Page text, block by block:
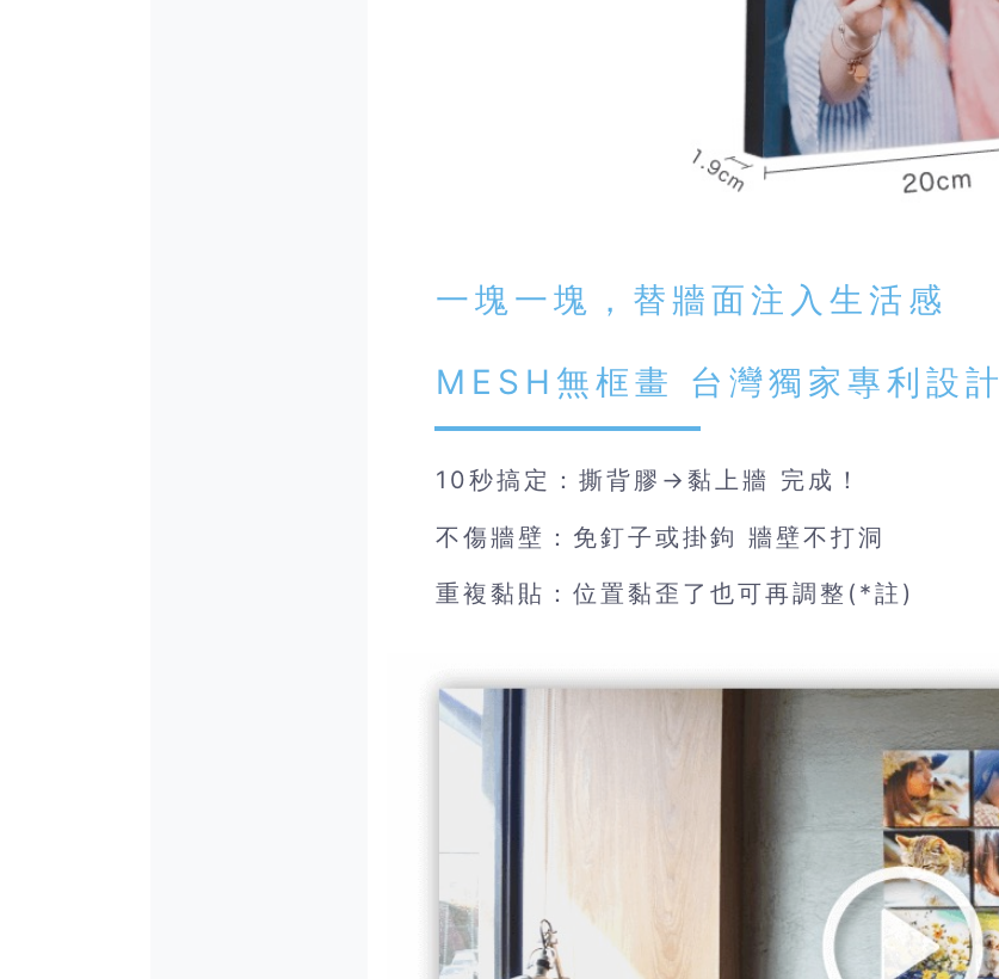
一塊一塊，替牆面注入生活感
MESH無框畫 台灣獨家專利設計
10秒搞定：撕背膠→黏上牆 完成！
不傷牆壁：免釘子或掛鉤 牆壁不打洞
重複黏貼：位置黏歪了也可再調整(*註)